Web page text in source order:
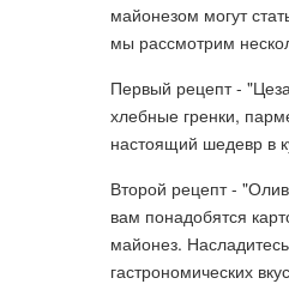
майонезом могут
мы рассмотрим
Первый рецепт -
хлебные гренки,
настоящий шедевр в
Второй рецепт -
вам понадобятся
майонез.
гастрономических